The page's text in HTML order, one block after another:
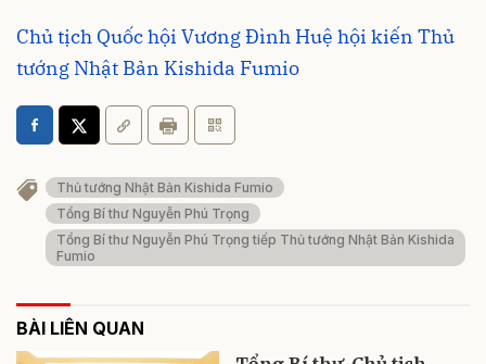
Chủ tịch Quốc hội Vương Đình Huệ hội kiến Thủ
tướng Nhật Bản Kishida Fumio
Thủ tướng Nhật Bản Kishida Fumio
Tổng Bí thư Nguyễn Phú Trọng
Tổng Bí thư Nguyễn Phú Trọng tiếp Thủ tướng Nhật Bản Kishida
Fumio
BÀI LIÊN QUAN